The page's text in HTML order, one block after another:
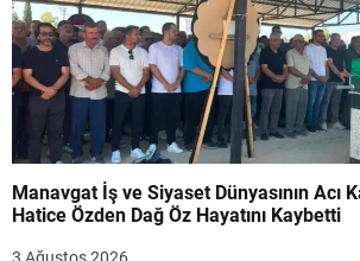
Manavgat İş ve Siyaset Dünyasının Acı Kaybı:
Hatice Özden Dağ Öz Hayatını Kaybetti
3 Ağustos 2026